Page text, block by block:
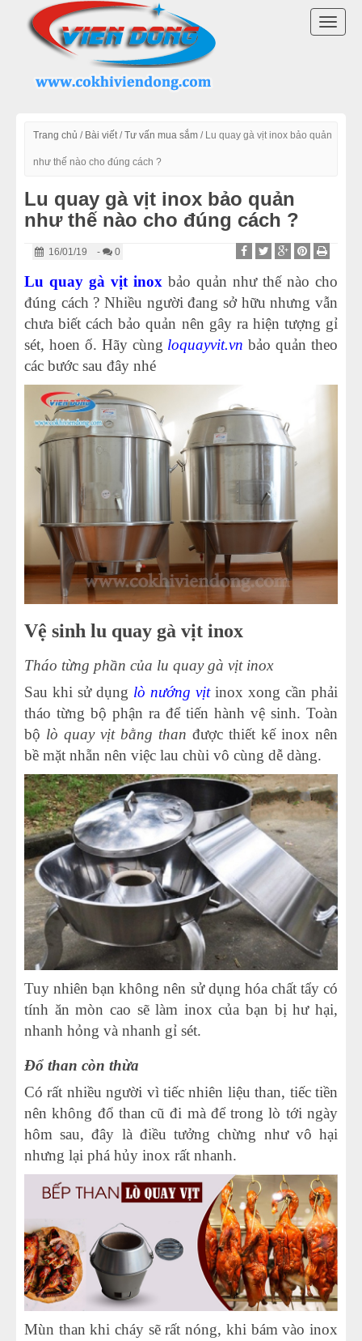
Trang chủ / Bài viết/Tư vấn mua sắm / Lu quay gà vịt inox bảo quản
như thế nào cho đúng cách ?
Lu quay gà vịt inox bảo quản
như thế nào cho đúng cách ?
16/01/19 - 0
Lu quay gà vịt inox bảo quản như thế nào cho
đúng cách ? Nhiều người đang sở hữu nhưng vẫn
chưa biết cách bảo quản nên gây ra hiện tượng gỉ
sét, hoen ố. Hãy cùng loquayvit.vn bảo quản theo
các bước sau đây nhé
Vệ sinh lu quay gà vịt inox
Tháo từng phần của lu quay gà vịt inox
Sau khi sử dụng lò nướng vịtinox xong cần phải
tháo từng bộ phận ra để tiến hành vệ sinh. Toàn
bộ lò quay vịt bằng than được thiết kế inox nên
bề mặt nhẵn nên việc lau chùi vô cùng dễ dàng.
Tuy nhiên bạn không nên sử dụng hóa chất tẩy có
tính ăn mòn cao sẽ làm inox của bạn bị hư hại,
nhanh hỏng và nhanh gỉ sét.
Đổ than còn thừa
Có rất nhiều người vì tiếc nhiên liệu than, tiếc tiền
nên không đổ than cũ đi mà để trong lò tới ngày
hôm sau, đây là điều tưởng chừng như vô hại
nhưng lại phá hủy inox rất nhanh.
Mùn than khi cháy sẽ rất nóng, khi bám vào inox
DANH MỤC SẢN PHẨM
LÒ QUAY VỊT INOX
LÒ QUAY VỊT VIỆT NAM
MÁY VẶT LÔNG GÀ VỊT
LINH KIỆN LÒ QUAY VỊT
MÁY CHẾ BIẾN THỊT
THIẾT BỊ KHÁC